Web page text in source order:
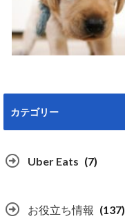
カテゴリー
Uber Eats (7)
お役立ち情報 (137)